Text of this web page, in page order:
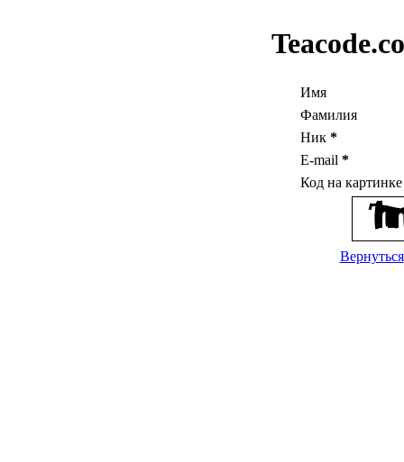
Имя
Фамилия
Ник *
E-mail *
Код на
Вернуться